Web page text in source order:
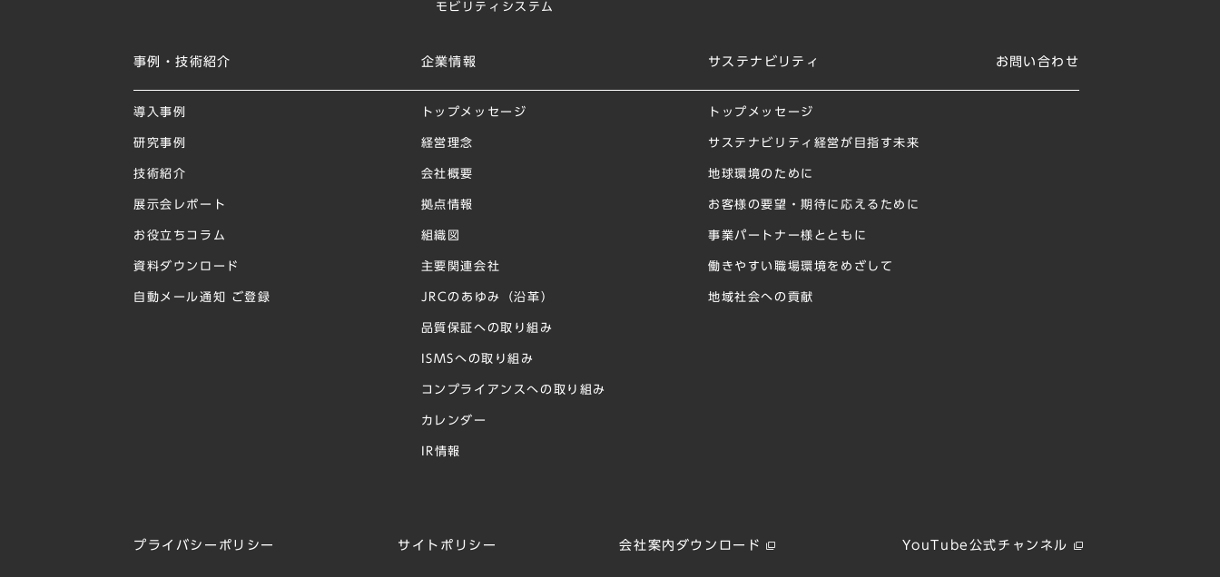
モビリティシステム
事例・技術紹介
導入事例
研究事例
技術紹介
展示会レポート
お役立ちコラム
資料ダウンロード
自動メール通知 ご登録
企業情報
トップメッセージ
経営理念
会社概要
拠点情報
組織図
主要関連会社
JRCのあゆみ（沿革）
品質保証への取り組み
ISMSへの取り組み
コンプライアンスへの取り組み
カレンダー
IR情報
サステナビリティ
トップメッセージ
サステナビリティ経営が目指す未来
地球環境のために
お客様の要望・期待に応えるために
事業パートナー様とともに
働きやすい職場環境をめざして
地域社会への貢献
お問い合わせ
プライバシーポリシー サイトポリシー 会社案内ダウンロード YouTube公式チャンネル